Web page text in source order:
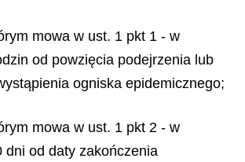
mowa w ust. 1 pkt 1 - w
od powzięcia podejrzenia lub
ogniska epidemicznego;
mowa w ust. 1 pkt 2 - w
dni od daty zakończenia